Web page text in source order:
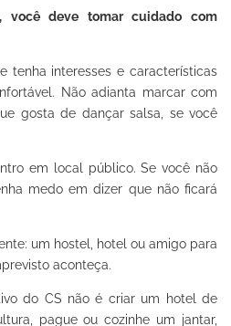
você deve tomar cuidado com
tenha interesses e características
Não adianta marcar com
gosta de dançar salsa, se você
em local público. Se você não
medo em dizer que não ficará
um hostel, hotel ou amigo para
aconteça.
do CS não é criar um hotel de
pague ou cozinhe um jantar,